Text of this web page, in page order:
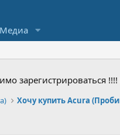
Медиа
зарегистрироваться !!!!